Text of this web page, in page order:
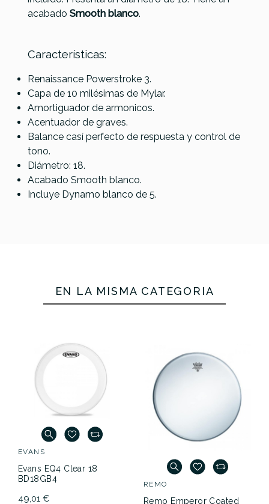
acabado Smooth blanco.
Características:
Renaissance Powerstroke 3.
Capa de 10 milésimas de Mylar.
Amortiguador de armonicos.
Acentuador de graves.
Balance casí perfecto de respuesta y control de
tono.
Diámetro: 18.
Acabado Smooth blanco.
Incluye Dynamo blanco de 5.
EN LA MISMA CATEGORÍA
EVANS
Evans EQ4 Clear 18
BD18GB4
49,01 €
REMO
Remo Emperor Coated